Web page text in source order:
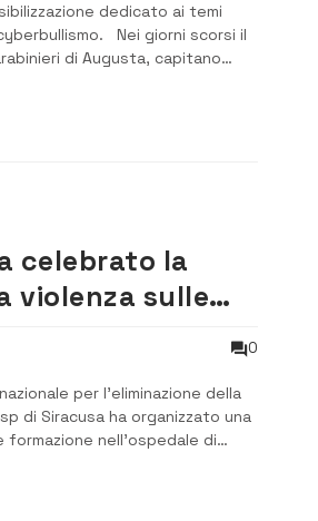
dedicato ai temi
Nei giorni scorsi il
di Augusta, capitano
scolastica del 2° Istituto
. All’incontro hanno preso parte
celebrato la
violenza sulle
0
per l’eliminazione della
di Siracusa ha organizzato una
nell’ospedale di
tra ospedale e